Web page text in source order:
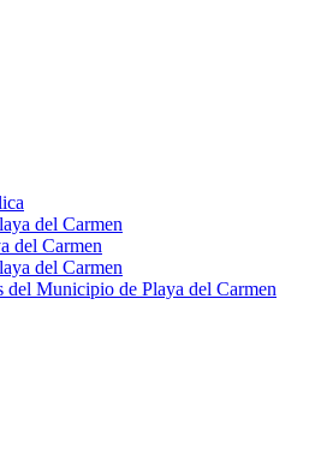
del Carmen
del Carmen
del Carmen
Municipio de Playa del Carmen